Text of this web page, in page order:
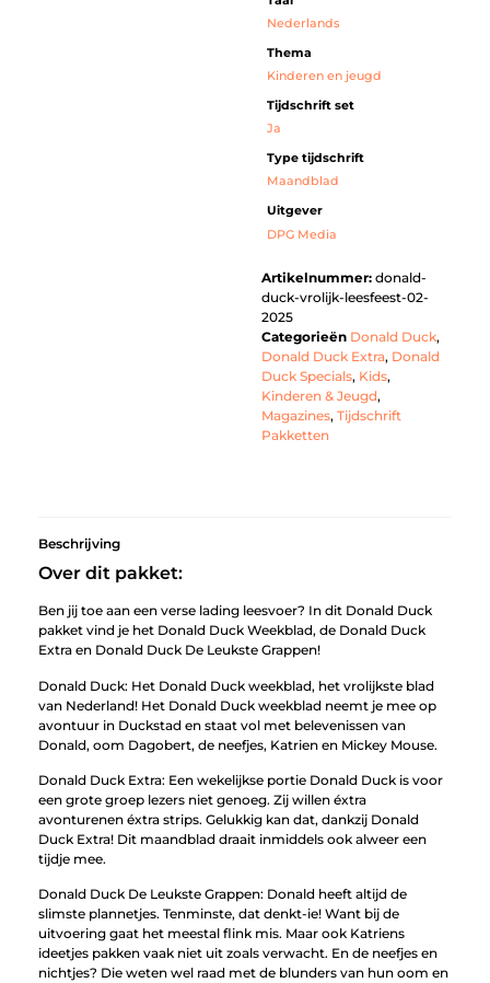
Nederlands
Thema
Kinderen en jeugd
Tijdschrift set
Ja
Type tijdschrift
Maandblad
Uitgever
DPG Media
Artikelnummer: donald-
duck-vrolijk-leesfeest-02-
2025
Categorieën Donald Duck,
Donald Duck Extra, Donald
Duck Specials, Kids,
Kinderen & Jeugd,
Magazines, Tijdschrift
Pakketten
Beschrijving
Over dit pakket:
Ben jij toe aan een verse lading leesvoer? In dit Donald Duck
pakket vind je het Donald Duck Weekblad, de Donald Duck
Extra en Donald Duck De Leukste Grappen!
Donald Duck: Het Donald Duck weekblad, het vrolijkste blad
van Nederland! Het Donald Duck weekblad neemt je mee op
avontuur in Duckstad en staat vol met belevenissen van
Donald, oom Dagobert, de neefjes, Katrien en Mickey Mouse.
Donald Duck Extra: Een wekelijkse portie Donald Duck is voor
een grote groep lezers niet genoeg. Zij willen éxtra
avonturenen éxtra strips. Gelukkig kan dat, dankzij Donald
Duck Extra! Dit maandblad draait inmiddels ook alweer een
tijdje mee.
Donald Duck De Leukste Grappen: Donald heeft altijd de
slimste plannetjes. Tenminste, dat denkt-ie! Want bij de
uitvoering gaat het meestal flink mis. Maar ook Katriens
ideetjes pakken vaak niet uit zoals verwacht. En de neefjes en
nichtjes? Die weten wel raad met de blunders van hun oom en